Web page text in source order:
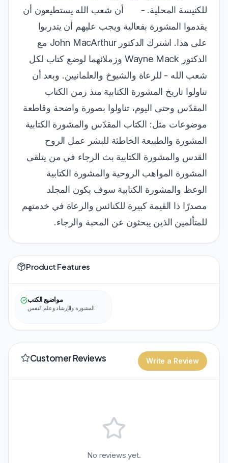
للكنيسة المحلية. - أن شعب الله يستطيعون أن
يقدموا المشورة بفعالية ويجب عليهم أن يتدربوا
على هذا. اشترك الدكتور John MacArthur مع
الدكتور Wayne Mack وزملائهما لوضع كتاب لكل
شعب الله - للرعاة والشيوخ والعلمانيين. وبعد أن
تناولوا تاريخ المشورة الكتابية منذ زمن الكتاب
المقدّس وحتى اليوم، تناولوا بصورة واضحة وقاطعة
موضوعات مثل: الكتاب المقدّس والمشورة الكتابية
المشورة والطبيعة الخاطئة للبشر عمل الروح
القدس والمشورة الكتابية بث الرجاء في من يتلقى
المشورة المواهب الروحية والمشورة الكتابية
الوعظ والمشورة الكتابية سوف يكون المجلد
مصدرًا ذا القيمة كبيرة للكنائس والرعاة في خدمتهم
للمتألمين الذين يبحثون عن المحبة والرجاء.
Product Features
مواضيع الكتب
المشورة والإرشاد وعلم النفس
Customer Reviews Write a Review
No reviews yet.